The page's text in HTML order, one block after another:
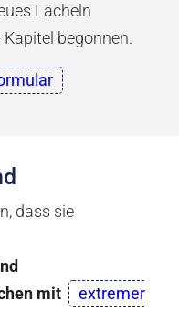
Lächeln
begonnen.
dass sie
mit
extremer